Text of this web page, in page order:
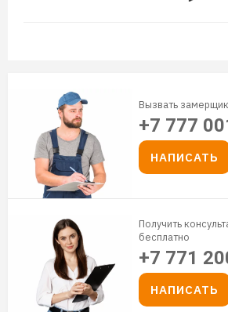
Вызвать
+7 777
НАПИСАТЬ
Получить
бесплатно
+7 771
НАПИСАТЬ